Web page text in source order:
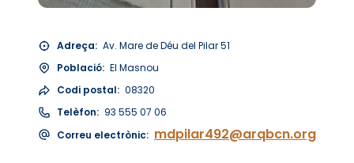
Adreça: Av. Mare de Déu del Pilar 51
Població: El Masnou
Codi postal: 08320
Telèfon: 93 555 07 06
Correu electrònic: mdpilar492@arqbcn.org